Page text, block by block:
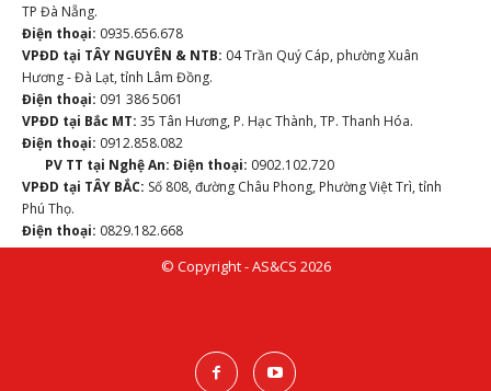
TP Đà Nẵng.
Điện thoại: 0935.656.678
VPĐD tại TÂY NGUYÊN & NTB: 04 Trần Quý Cáp, phường Xuân
Hương - Đà Lạt, tỉnh Lâm Đồng.
Điện thoại: 091 386 5061
VPĐD tại Bắc MT: 35 Tân Hương, P. Hạc Thành, TP. Thanh Hóa.
Điện thoại: 0912.858.082
PV TT tại Nghệ An: Điện thoại: 0902.102.720
VPĐD tại TÂY BẮC: Số 808, đường Châu Phong, Phường Việt Trì, tỉnh
Phú Thọ.
Điện thoại: 0829.182.668
© Copyright - AS&CS 2026